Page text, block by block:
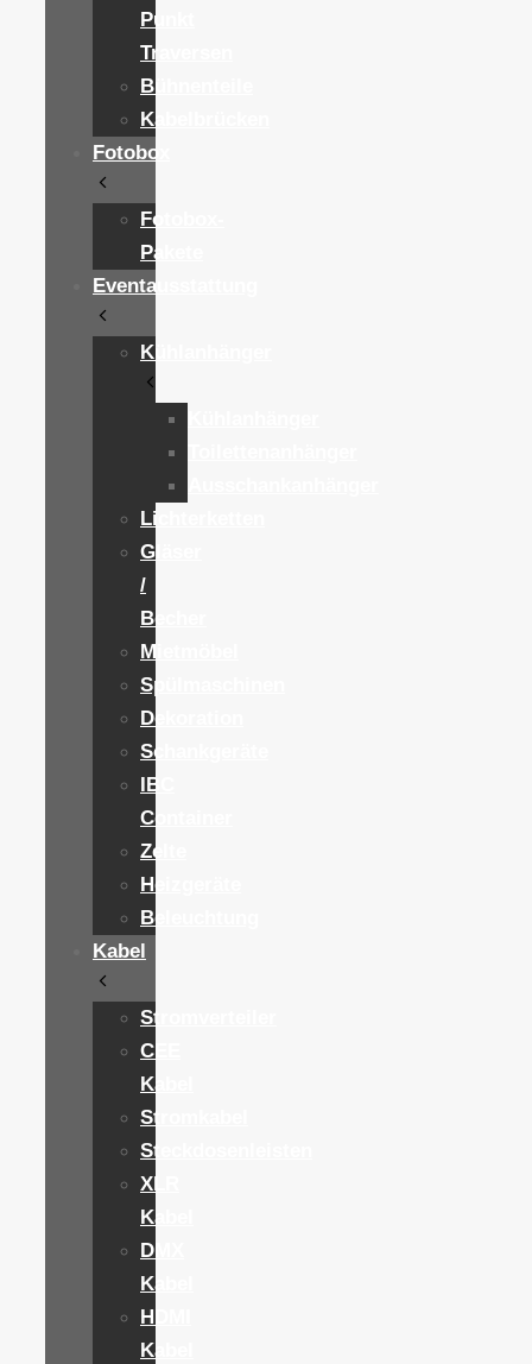
Punkt
Traversen
Bühnenteile
Kabelbrücken
Fotobox
Fotobox-
Pakete
Eventausstattung
Kühlanhänger
Lichterketten
Gläser
/
Becher
Mietmöbel
Spülmaschinen
Dekoration
Schankgeräte
IBC
Container
Zelte
Heizgeräte
Beleuchtung
Kabel
Stromverteiler
CEE
Kabel
Stromkabel
Steckdosenleisten
XLR
Kabel
DMX
Kabel
HDMI
Kabel